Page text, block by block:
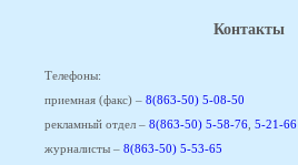
Контакты
Телефоны:
приемная (факс) – 8(863-50) 5-08-50
рекламный отдел – 8(863-50) 5-58-76, 5-21-66
журналисты – 8(863-50) 5-53-65